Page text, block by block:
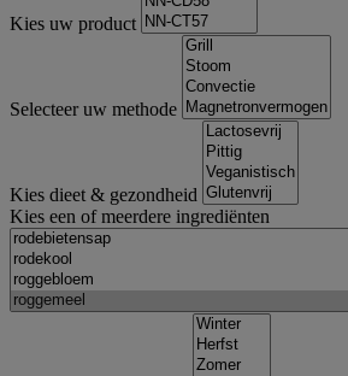
Kies uw product
Selecteer uw methode
Kies dieet & gezondheid
Kies een of meerdere ingrediënten